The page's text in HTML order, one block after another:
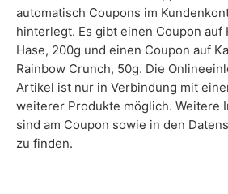
automatisch Coupons im
hinterlegt. Es gibt einen Coupon auf
Hase, 200g und einen Coupon auf
Rainbow Crunch, 50g. Die
Artikel ist nur in Verbindung mit
weiterer Produkte möglich. Weitere
sind am Coupon sowie in den
zu finden.